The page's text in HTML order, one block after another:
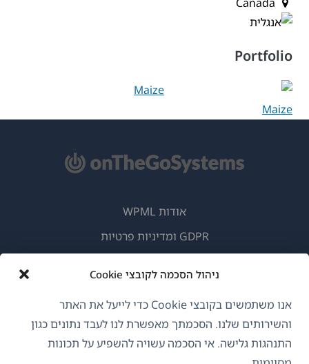
ניהול הסכמה לקובצי Cookie
אנו משתמשים בקובצי Cookie כדי לייעל את האתר
והשירותים שלנו. הסכמתך מאפשרת לנו לעבד נתונים כגון
התנהגות גלישה. אי הסכמה עשויה להשפיע על תכונות
Portfolio
Maize
אודות WPML
GDPR ומדיניות פרטיות
בחלון
חדש)
בחלון
חדש)
בחלון
חדש)
בחלון
חדש)